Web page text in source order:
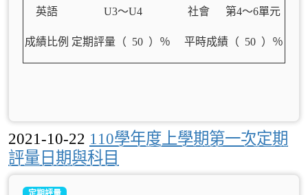
英語 U3～U4 社會 第4～6單元
成績比例 定期評量（ 50 ）％ 平時成績（ 50 ）％
2021-10-22 110學年度上學期第一次定期
評量日期與科目